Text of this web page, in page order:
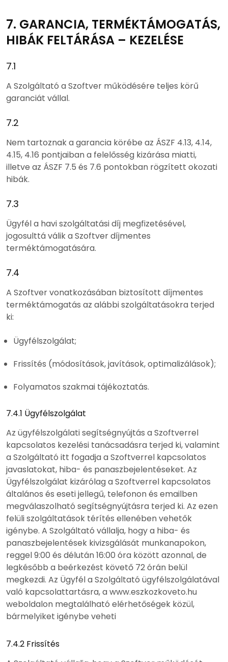
7. GARANCIA, TERMÉKTÁMOGATÁS,
HIBÁK FELTÁRÁSA – KEZELÉSE
7.1
A Szolgáltató a Szoftver működésére teljes körű
garanciát vállal.
7.2
Nem tartoznak a garancia körébe az ÁSZF 4.13, 4.14,
4.15, 4.16 pontjaiban a felelősség kizárása miatti,
illetve az ÁSZF 7.5 és 7.6 pontokban rögzített okozati
hibák.
7.3
Ügyfél a havi szolgáltatási díj megfizetésével,
jogosulttá válik a Szoftver díjmentes
terméktámogatására.
7.4
A Szoftver vonatkozásában biztosított díjmentes
terméktámogatás az alábbi szolgáltatásokra terjed
ki:
Ügyfélszolgálat;
Frissítés (módosítások, javítások, optimalizálások);
Folyamatos szakmai tájékoztatás.
7.4.1 Ügyfélszolgálat
Az ügyfélszolgálati segítségnyújtás a Szoftverrel
kapcsolatos kezelési tanácsadásra terjed ki, valamint
a Szolgáltató itt fogadja a Szoftverrel kapcsolatos
javaslatokat, hiba- és panaszbejelentéseket. Az
Ügyfélszolgálat kizárólag a Szoftverrel kapcsolatos
általános és eseti jellegű, telefonon és emailben
megválaszolható segítségnyújtásra terjed ki. Az ezen
felüli szolgáltatások térítés ellenében vehetők
igénybe. A Szolgáltató vállalja, hogy a hiba- és
panaszbejelentések kivizsgálását munkanapokon,
reggel 9:00 és délután 16:00 óra között azonnal, de
legkésőbb a beérkezést követő 72 órán belül
megkezdi. Az Ügyfél a Szolgáltató ügyfélszolgálatával
való kapcsolattartásra, a www.eszkozkoveto.hu
weboldalon megtalálható elérhetőségek közül,
bármelyiket igénybe veheti
7.4.2 Frissítés